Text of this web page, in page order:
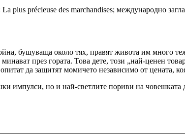
plus précieuse des marchandises; международно
бушуваща около тях, правят живота им много
през гората. Това дете, този „най-ценен
да защитят момичето независимо от цената,
импулси, но и най-светлите пориви на